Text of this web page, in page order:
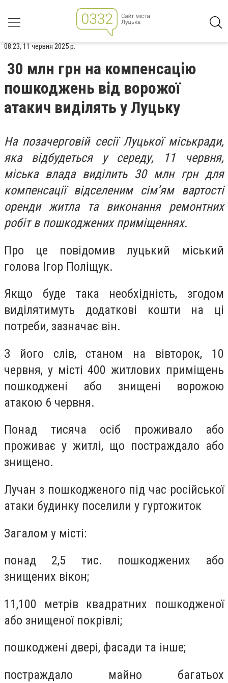
08:23, 11 червня 2025 р.
30 млн грн на компенсацію
пошкоджень від ворожої
атакич виділять у Луцьку
На позачерговій сесії Луцької міськради,
яка відбудеться у середу, 11 червня,
міська влада виділить 30 млн грн для
компенсації відселеним сімʼям вартості
оренди житла та виконання ремонтних
робіт в пошкоджених приміщеннях.
Про це повідомив луцький міський
голова Ігор Поліщук.
Якщо буде така необхідність, згодом
виділятимуть додаткові кошти на ці
потреби, зазначає він.
З його слів, станом на вівторок, 10
червня, у місті 400 житлових приміщень
пошкоджені або знищені ворожою
атакою 6 червня.
Понад тисяча осіб проживало або
проживає у житлі, що постраждало або
знищено.
Лучан з пошкодженого під час російської
атаки будинку поселили у гуртожиток
Загалом у місті:
понад 2,5 тис. пошкоджених або
знищених вікон;
11,100 метрів квадратних пошкодженої
або знищеної покрівлі;
пошкоджені двері, фасади та інше;
постраждало майно багатьох